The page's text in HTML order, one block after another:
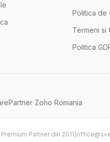
Politica de
Termeni si
Politica
Partner Zoho Romania
Partner din 2011